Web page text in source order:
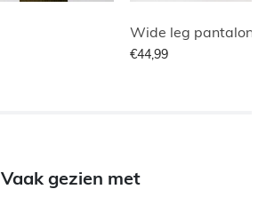
€44,99
Vaak gezien met